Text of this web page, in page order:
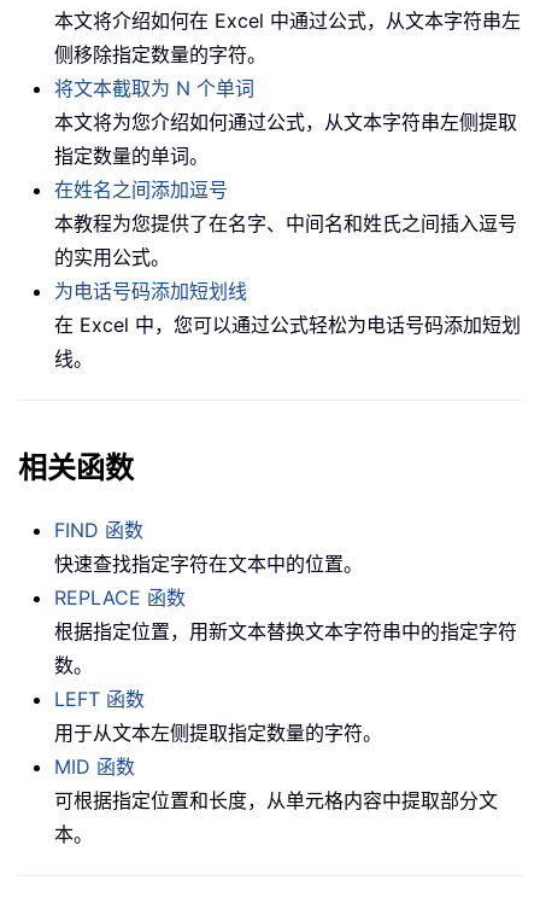
本文将介绍如何在 Excel 中通过公式，从文本字符串左
侧移除指定数量的字符。
将文本截取为 N 个单词
本文将为您介绍如何通过公式，从文本字符串左侧提取
指定数量的单词。
在姓名之间添加逗号
本教程为您提供了在名字、中间名和姓氏之间插入逗号
的实用公式。
为电话号码添加短划线
在 Excel 中，您可以通过公式轻松为电话号码添加短划
线。
相关函数
FIND 函数
快速查找指定字符在文本中的位置。
REPLACE 函数
根据指定位置，用新文本替换文本字符串中的指定字符
数。
LEFT 函数
用于从文本左侧提取指定数量的字符。
MID 函数
可根据指定位置和长度，从单元格内容中提取部分文
本。